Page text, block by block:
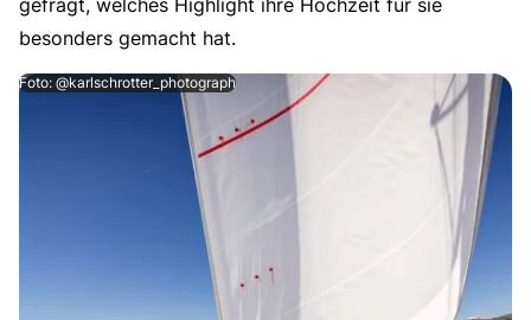
besonders gemacht hat.
Foto: @karlschrotter_photograph